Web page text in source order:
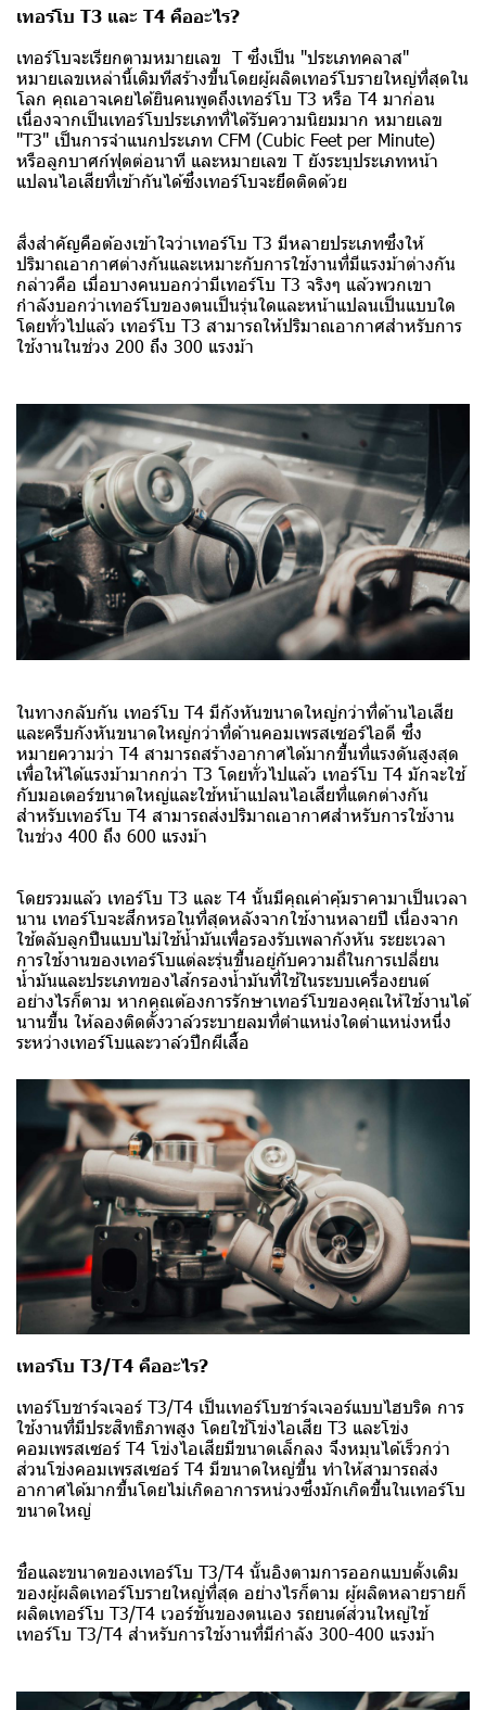
เทอร์โบ T3 และ T4 คืออะไร?
เทอร์โบจะเรียกตามหมายเลข T ซึ่งเป็น "ประเภทคลาส"
หมายเลขเหล่านี้เดิมทีสร้างขึ้นโดยผู้ผลิตเทอร์โบรายใหญ่ที่สุดใน
โลก คุณอาจเคยได้ยินคนพูดถึงเทอร์โบ T3 หรือ T4 มาก่อน
เนื่องจากเป็นเทอร์โบประเภทที่ได้รับความนิยมมาก หมายเลข
"T3" เป็นการจำแนกประเภท CFM (Cubic Feet per Minute)
หรือลูกบาศก์ฟุตต่อนาที และหมายเลข T ยังระบุประเภทหน้า
แปลนไอเสียที่เข้ากันได้ซึ่งเทอร์โบจะยึดติดด้วย
สิ่งสำคัญคือต้องเข้าใจว่าเทอร์โบ T3 มีหลายประเภทซึ่งให้
ปริมาณอากาศต่างกันและเหมาะกับการใช้งานที่มีแรงม้าต่างกัน
กล่าวคือ เมื่อบางคนบอกว่ามีเทอร์โบ T3 จริงๆ แล้วพวกเขา
กำลังบอกว่าเทอร์โบของตนเป็นรุ่นใดและหน้าแปลนเป็นแบบใด
โดยทั่วไปแล้ว เทอร์โบ T3 สามารถให้ปริมาณอากาศสำหรับการ
ใช้งานในช่วง 200 ถึง 300 แรงม้า
ในทางกลับกัน เทอร์โบ T4 มีกังหันขนาดใหญ่กว่าที่ด้านไอเสีย
และครีบกังหันขนาดใหญ่กว่าที่ด้านคอมเพรสเซอร์ไอดี ซึ่ง
หมายความว่า T4 สามารถสร้างอากาศได้มากขึ้นที่แรงดันสูงสุด
เพื่อให้ได้แรงม้ามากกว่า T3 โดยทั่วไปแล้ว เทอร์โบ T4 มักจะใช้
กับมอเตอร์ขนาดใหญ่และใช้หน้าแปลนไอเสียที่แตกต่างกัน
สำหรับเทอร์โบ T4 สามารถส่งปริมาณอากาศสำหรับการใช้งาน
ในช่วง 400 ถึง 600 แรงม้า
โดยรวมแล้ว เทอร์โบ T3 และ T4 นั้นมีคุณค่าคุ้มราคามาเป็นเวลา
นาน เทอร์โบจะสึกหรอในที่สุดหลังจากใช้งานหลายปี เนื่องจาก
ใช้ตลับลูกปืนแบบไม่ใช้น้ำมันเพื่อรองรับเพลากังหัน ระยะเวลา
การใช้งานของเทอร์โบแต่ละรุ่นขึ้นอยู่กับความถี่ในการเปลี่ยน
น้ำมันและประเภทของไส้กรองน้ำมันที่ใช้ในระบบเครื่องยนต์
อย่างไรก็ตาม หากคุณต้องการรักษาเทอร์โบของคุณให้ใช้งานได้
นานขึ้น ให้ลองติดตั้งวาล์วระบายลมที่ตำแหน่งใดตำแหน่งหนึ่ง
ระหว่างเทอร์โบและวาล์วปีกผีเสื้อ
เทอร์โบ T3/T4 คืออะไร?
เทอร์โบชาร์จเจอร์ T3/T4 เป็นเทอร์โบชาร์จเจอร์แบบไฮบริด การ
ใช้งานที่มีประสิทธิภาพสูง โดยใช้โข่งไอเสีย T3 และโข่ง
คอมเพรสเซอร์ T4 โข่งไอเสียมีขนาดเล็กลง จึงหมุนได้เร็วกว่า
ส่วนโข่งคอมเพรสเซอร์ T4 มีขนาดใหญ่ขึ้น ทำให้สามารถส่ง
อากาศได้มากขึ้นโดยไม่เกิดอาการหน่วงซึ่งมักเกิดขึ้นในเทอร์โบ
ขนาดใหญ่
ชื่อและขนาดของเทอร์โบ T3/T4 นั้นอิงตามการออกแบบดั้งเดิม
ของผู้ผลิตเทอร์โบรายใหญ่ที่สุด อย่างไรก็ตาม ผู้ผลิตหลายรายก็
ผลิตเทอร์โบ T3/T4 เวอร์ชันของตนเอง รถยนต์ส่วนใหญ่ใช้
เทอร์โบ T3/T4 สำหรับการใช้งานที่มีกำลัง 300-400 แรงม้า